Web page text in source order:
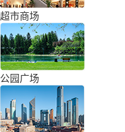
超市商场
公园广场